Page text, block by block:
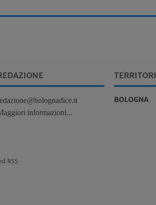
informazioni...
TERRITORI
BOLOGNA
RSS